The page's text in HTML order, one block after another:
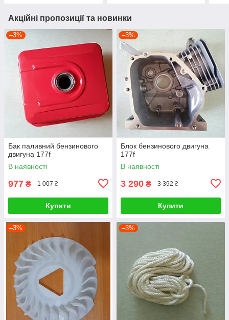
Акційні пропозиції та новинки
–3%
Бак паливний бензинового
двигуна 177f
В наявності
977 ₴ 1 007 ₴
Купити
–3%
Блок бензинового двигуна
177f
В наявності
3 290 ₴ 3 392 ₴
Купити
–3% –3%